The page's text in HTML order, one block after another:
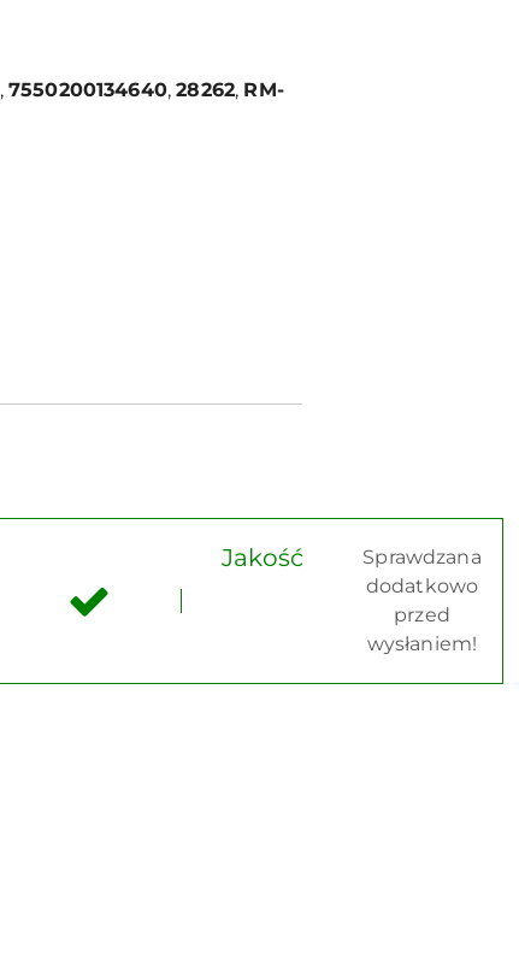
, 7550200134640,28262, RM-
Jakość
Sprawdzana
dodatkowo
przed
wysłaniem!